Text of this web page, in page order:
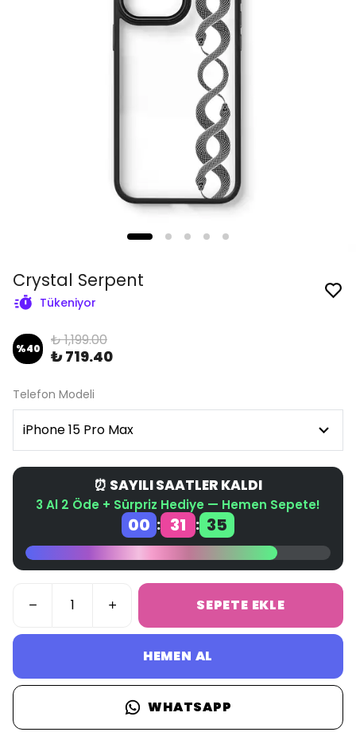
Crystal Serpent
Tükeniyor
%40 ₺ 1,199.00
₺ 719.40
Telefon Modeli
⏰ SAYILI SAATLER KALDI
3 Al 2 Öde + Sürpriz Hediye — Hemen Sepete!
00 : 31 : 35
SEPETE EKLE
HEMEN AL
WHATSAPP